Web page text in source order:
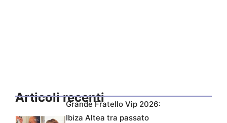
Articoli recentiGrande Fratello Vip 2026:
Ibiza Altea tra passato